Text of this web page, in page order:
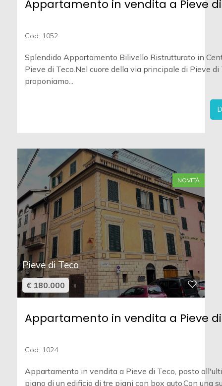
Appartamento in vendita a Pieve
Cod. 1052
Splendido Appartamento Bilivello Ristrutturato in
Pieve di Teco.Nel cuore della via principale di Pieve di
proponiamo...
NOVITÀ
Pieve di Teco
€ 180.000
Appartamento in vendita a Pieve
Cod. 1024
Appartamento in vendita a Pieve di Teco, posto
piano di un edificio di tre piani con box auto.Con una